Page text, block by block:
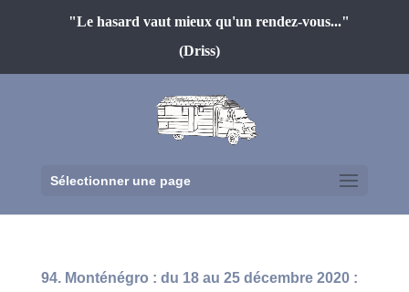
"Le hasard vaut mieux qu'un rendez-vous..."
(Driss)
Sélectionner une page
94. Monténégro : du 18 au 25 décembre 2020 :